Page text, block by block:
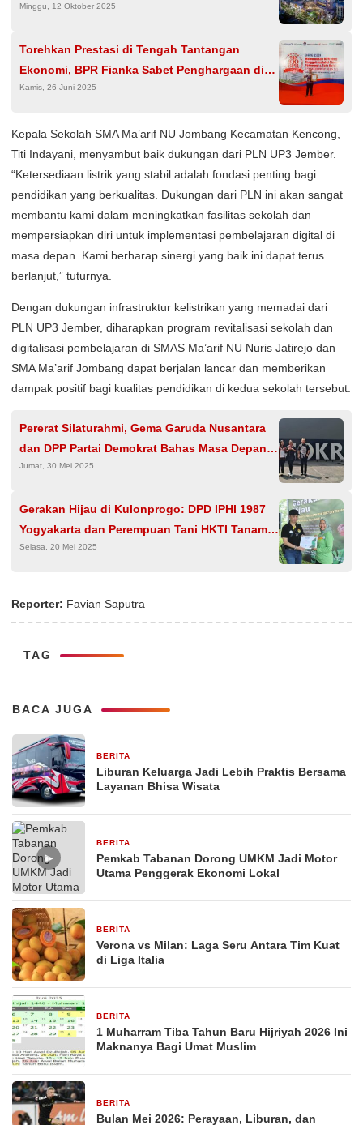
Minggu, 12 Oktober 2025
Torehkan Prestasi di Tengah Tantangan
Ekonomi, BPR Fianka Sabet Penghargaan di
Top 100 BPR Award The Finance
Kamis, 26 Juni 2025
Kepala Sekolah SMA Ma’arif NU Jombang Kecamatan Kencong,
Titi Indayani, menyambut baik dukungan dari PLN UP3 Jember.
“Ketersediaan listrik yang stabil adalah fondasi penting bagi
pendidikan yang berkualitas. Dukungan dari PLN ini akan sangat
membantu kami dalam meningkatkan fasilitas sekolah dan
mempersiapkan diri untuk implementasi pembelajaran digital di
masa depan. Kami berharap sinergi yang baik ini dapat terus
berlanjut,” tuturnya.
Dengan dukungan infrastruktur kelistrikan yang memadai dari
PLN UP3 Jember, diharapkan program revitalisasi sekolah dan
digitalisasi pembelajaran di SMAS Ma’arif NU Nuris Jatirejo dan
SMA Ma’arif Jombang dapat berjalan lancar dan memberikan
dampak positif bagi kualitas pendidikan di kedua sekolah tersebut.
Pererat Silaturahmi, Gema Garuda Nusantara
dan DPP Partai Demokrat Bahas Masa Depan
Kepemudaan dan Pembangunan Keluarga
Jumat, 30 Mei 2025
Gerakan Hijau di Kulonprogo: DPD IPHI 1987
Yogyakarta dan Perempuan Tani HKTI Tanam
400 Pohon Buah untuk Lingkungan dan
Selasa, 20 Mei 2025
Reporter: Favian Saputra
TAG
BACA JUGA
BERITA
Liburan Keluarga Jadi Lebih Praktis Bersama
Layanan Bhisa Wisata
▶
BERITA
Pemkab Tabanan Dorong UMKM Jadi Motor
Utama Penggerak Ekonomi Lokal
BERITA
Verona vs Milan: Laga Seru Antara Tim Kuat
di Liga Italia
BERITA
1 Muharram Tiba Tahun Baru Hijriyah 2026 Ini
Maknanya Bagi Umat Muslim
BERITA
Bulan Mei 2026: Perayaan, Liburan, dan